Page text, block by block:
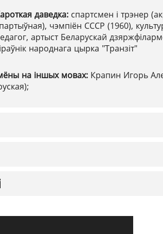
даведка: спартсмен і трэнер
чэмпіён СССР (1960),
артыст Беларускай
народнага цырка "Транзіт"
на іншых мовах: Крапин Игорь